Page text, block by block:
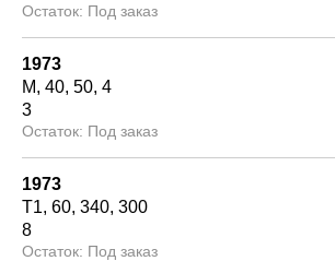
Под заказ
1973
М 40 50 4
3
Под заказ
1973
Т1 60 340 300
8
Под заказ